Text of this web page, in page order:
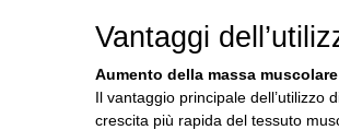
Vantaggi
Aumento della massa muscolare
Il vantaggio principale dell’utilizzo
crescita più rapida del tessuto